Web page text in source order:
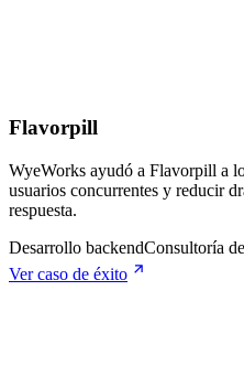
Flavorpill
WyeWorks ayudó a Flavorpill a
usuarios concurrentes y reducir
respuesta.
Desarrollo backendConsultoría
Ver caso de éxito